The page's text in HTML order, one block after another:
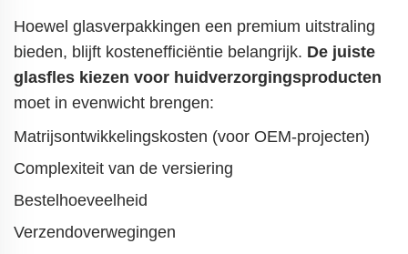
Hoewel glasverpakkingen een premium uitstraling
bieden, blijft kostenefficiëntie belangrijk. De juiste
glasfles kiezen voor huidverzorgingsproducten
moet in evenwicht brengen:
Matrijsontwikkelingskosten (voor OEM-projecten)
Complexiteit van de versiering
Bestelhoeveelheid
Verzendoverwegingen